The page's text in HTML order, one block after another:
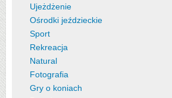
Ujeżdżenie
Ośrodki jeździeckie
Sport
Rekreacja
Natural
Fotografia
Gry o koniach